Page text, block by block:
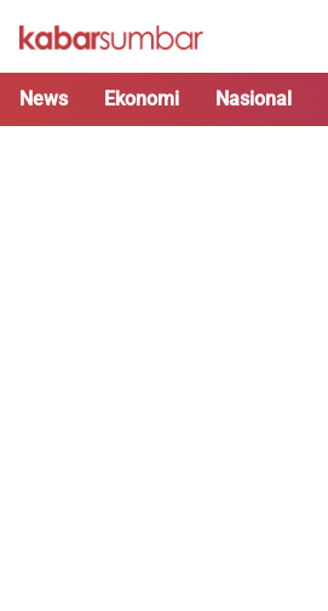
News Ekonomi Nasional